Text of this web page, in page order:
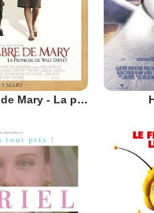
Dans l'ombre de Mary - La promesse de Walt Disney